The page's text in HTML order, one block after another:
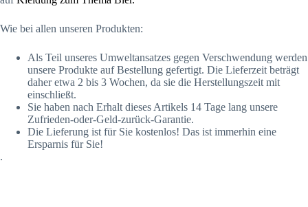
Wie bei allen unseren Produkten:
Als Teil unseres Umweltansatzes gegen Verschwendung werden
unsere Produkte auf Bestellung gefertigt. Die Lieferzeit beträgt
daher etwa 2 bis 3 Wochen, da sie die Herstellungszeit mit
einschließt.
Sie haben nach Erhalt dieses Artikels 14 Tage lang unsere
Zufrieden-oder-Geld-zurück-Garantie.
Die Lieferung ist für Sie kostenlos! Das ist immerhin eine
Ersparnis für Sie!
.